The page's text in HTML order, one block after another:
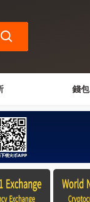
錢包